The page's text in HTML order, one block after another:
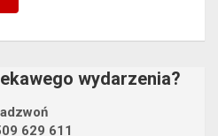
wydarzenia?
629 611